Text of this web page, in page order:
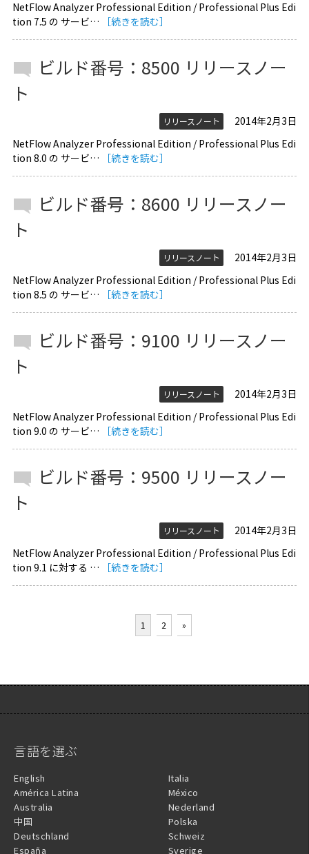
NetFlow Analyzer Professional Edition / Professional Plus Edi
tion 7.5 の サービ…
［続きを読む］
ビルド番号：8500 リリースノー
ト
リリースノート
2014年2月3日
NetFlow Analyzer Professional Edition / Professional Plus Edi
tion 8.0 の サービ…
［続きを読む］
ビルド番号：8600 リリースノー
ト
リリースノート
2014年2月3日
NetFlow Analyzer Professional Edition / Professional Plus Edi
tion 8.5 の サービ…
［続きを読む］
ビルド番号：9100 リリースノー
ト
リリースノート
2014年2月3日
NetFlow Analyzer Professional Edition / Professional Plus Edi
tion 9.0 の サービ…
［続きを読む］
ビルド番号：9500 リリースノー
ト
リリースノート
2014年2月3日
NetFlow Analyzer Professional Edition / Professional Plus Edi
tion 9.1 に対する …
［続きを読む］
1 2 »
言語を選ぶ
English
América Latina
Australia
中国
Deutschland
España
Italia
México
Nederland
Polska
Schweiz
Sverige